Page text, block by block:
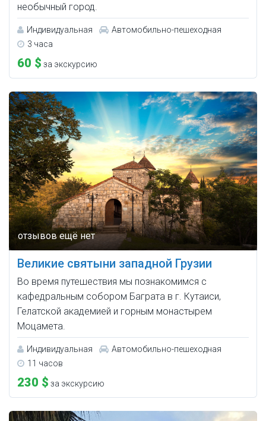
необычный город.
Индивидуальная
Автомобильно-пешеходная
3 часа
60 $ за экскурсию
Великие святыни западной Грузии
Во время путешествия мы познакомимся с
кафедральным собором Баграта в г. Кутаиси,
Гелатской академией и горным монастырем
Моцамета.
Индивидуальная
Автомобильно-пешеходная
11 часов
230 $ за экскурсию